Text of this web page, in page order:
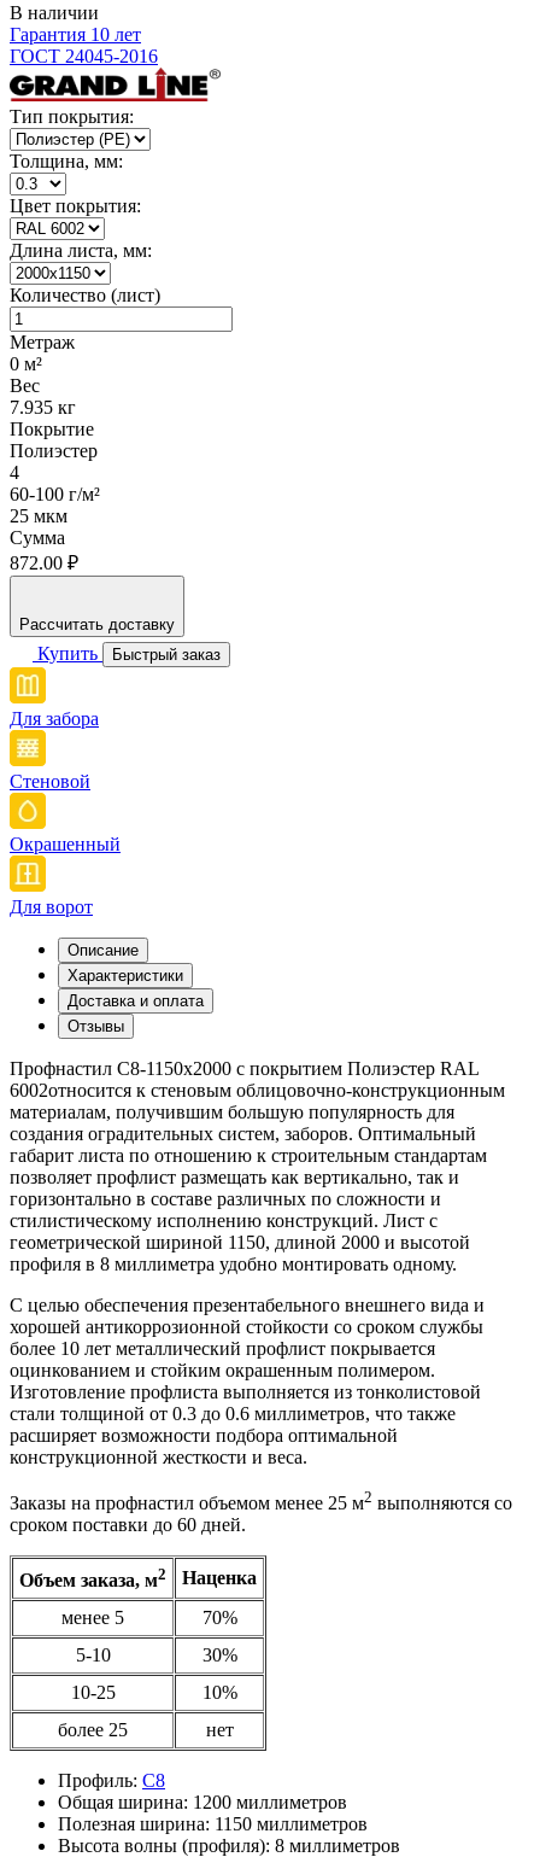
В наличии
Гарантия 10 лет
ГОСТ 24045-2016
Тип покрытия:
Толщина, мм:
Цвет покрытия:
Длина листа, мм:
Количество (лист)
Метраж
0 м²
Вес
7.935 кг
Покрытие
Полиэстер
4
60-100 г/м²
25 мкм
Сумма
872.00 ₽
Рассчитать доставку
Купить Быстрый заказ
Для забора
Стеновой
Окрашенный
Для ворот
Описание
Характеристики
Доставка и оплата
Отзывы
Профнастил С8-1150x2000 с покрытием Полиэстер RAL
6002относится к стеновым облицовочно-конструкционным
материалам, получившим большую популярность для
создания оградительных систем, заборов. Оптимальный
габарит листа по отношению к строительным стандартам
позволяет профлист размещать как вертикально, так и
горизонтально в составе различных по сложности и
стилистическому исполнению конструкций. Лист с
геометрической шириной 1150, длиной 2000 и высотой
профиля в 8 миллиметра удобно монтировать одному.
С целью обеспечения презентабельного внешнего вида и
хорошей антикоррозионной стойкости со сроком службы
более 10 лет металлический профлист покрывается
оцинкованием и стойким окрашенным полимером.
Изготовление профлиста выполняется из тонколистовой
стали толщиной от 0.3 до 0.6 миллиметров, что также
расширяет возможности подбора оптимальной
конструкционной жесткости и веса.
Заказы на профнастил объемом менее 25 м2 выполняются со
сроком поставки до 60 дней.
Объем заказа, м2
Наценка
менее 5
70%
5-10
30%
10-25
10%
более 25
нет
Профиль: С8
Общая ширина: 1200 миллиметров
Полезная ширина: 1150 миллиметров
Высота волны (профиля): 8 миллиметров